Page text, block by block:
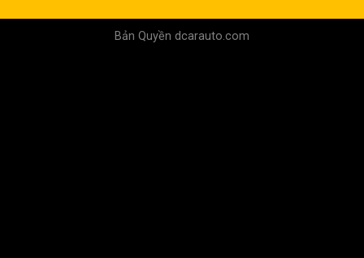
Bản Quyền dcarauto.com